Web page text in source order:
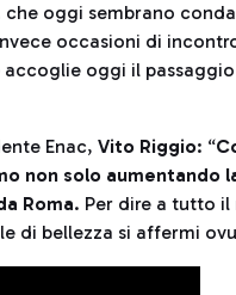
oggi sembrano
occasioni di
oggi il
Enac, Vito Riggio: “
non solo aumentando
Roma. Per dire a tutto
di bellezza si affermi